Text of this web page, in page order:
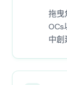
拖曳
OCs
中創